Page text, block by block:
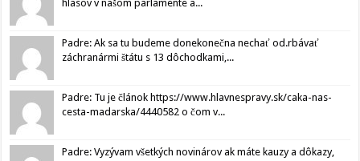
hlasov v našom parlamente a...
Padre: Ak sa tu budeme donekonečna nechať od.rbávať
záchranármi štátu s 13 dôchodkami,...
Padre: Tu je článok https://www.hlavnespravy.sk/caka-nas-
cesta-madarska/4440582 o čom v...
Padre: Vyzývam všetkých novinárov ak máte kauzy a dôkazy,